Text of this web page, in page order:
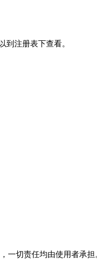
到注册表下查看。
切责任均由使用者承担